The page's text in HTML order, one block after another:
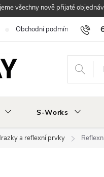
všechny nově přijaté
Obchodní podmínky
S-Works
a reflexní prvky